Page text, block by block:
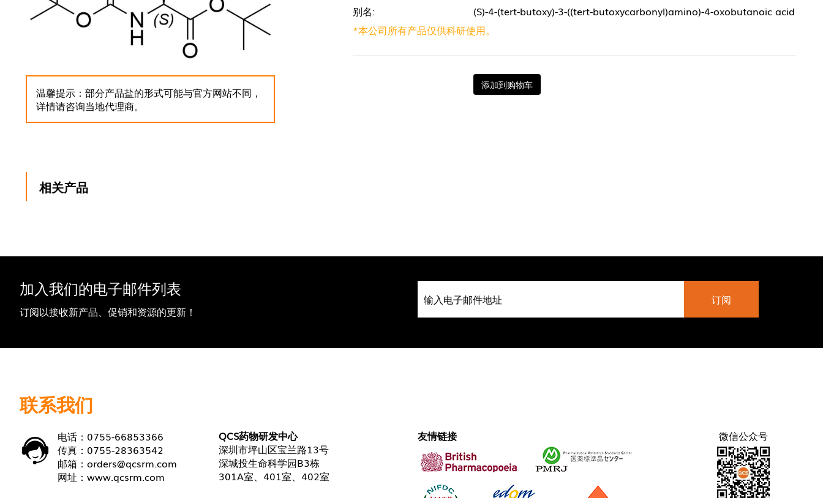
温馨提示：部分产品盐的形式可能与官方网站不同，
详情请咨询当地代理商。
别名:
(S)-4-(tert-butoxy)-3-((tert-butoxycarbonyl)amino)-4-oxobutanoic acid
*本公司所有产品仅供科研使用。
添加到购物车
相关产品
加入我们的电子邮件列表
订阅以接收新产品、促销和资源的更新！
联系我们
电话：0755-66853366
传真：0755-28363542
邮箱： orders@qcsrm.com
网址： www.qcsrm.com
QCS药物研发中心
深圳市坪山区宝兰路13号
深城投生命科学园B3栋
301A室、401室、402室
友情链接 微信公众号